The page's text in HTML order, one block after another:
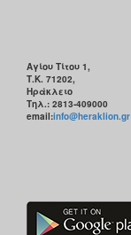
Αγίου Τίτου 1,
Τ.Κ. 71202,
Ηράκλειο
Τηλ.: 2813-409000
email:info@heraklion.gr